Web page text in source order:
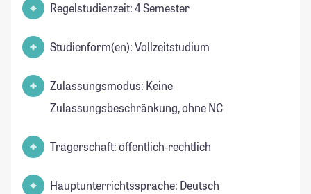
Regelstudienzeit: 4 Semester
Studienform(en): Vollzeitstudium
Zulassungsmodus: Keine
Zulassungsbeschränkung, ohne NC
Trägerschaft: öffentlich-rechtlich
Hauptunterrichtssprache: Deutsch